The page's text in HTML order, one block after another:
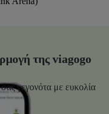
της viagogo
γεγονότα με ευκολία